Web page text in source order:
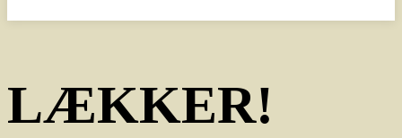
LÆKKER!